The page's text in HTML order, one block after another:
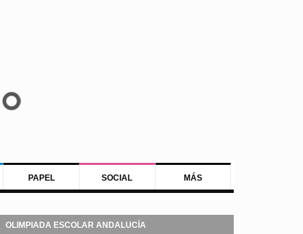
PAPEL SOCIAL MÁS
OLIMPIADA ESCOLAR ANDALUCÍA